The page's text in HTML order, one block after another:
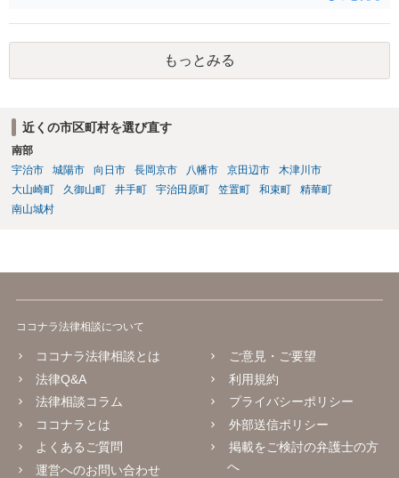
めいたします。起訴されてしまうと前科はついてしまう可能性が極め
て高いので、被害金額はさほど大きくなく初犯で起訴猶予の可能性が
あり得る事案なのであれば、起訴までの弁護活動が極めて重要です。
もちろん国選弁護人であってもできるかぎり最善を尽くす弁護士が大
り、示談をまとめられる可能性が高くなる傾向は否定できないように
思われます。
もっとみる
近くの市区町村を選び直す
南部
宇治市
城陽市 向日市 長岡京市 八幡市 京田辺市
木津川市
大山崎町
久御山町 井手町 宇治田原町 笠置町 和束町
精華町
南山城村
ココナラ法律相談について
ココナラ法律相談とは
法律Q&A
法律相談コラム
ココナラとは
よくあるご質問
運営へのお問い合わせ
ご意見・ご要望
利用規約
プライバシーポリシー
外部送信ポリシー
掲載をご検討の弁護士の方
へ